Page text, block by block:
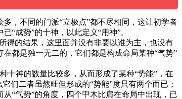
，不同的门派“立极点”都不尽相同，这让初学者
“成势”的十神，以此定义“用神”。
得的结果，这里面并没有非要以谁为主，也没有
都是独一无二的，它们都是构成命局某种“气势”
神的数量比较多，从而形成了某种“势能”，在
们二者虽然旺但形成的“势能”度只有两个而已；
“气势”的角度，四个甲木比肩在命局中出现，已